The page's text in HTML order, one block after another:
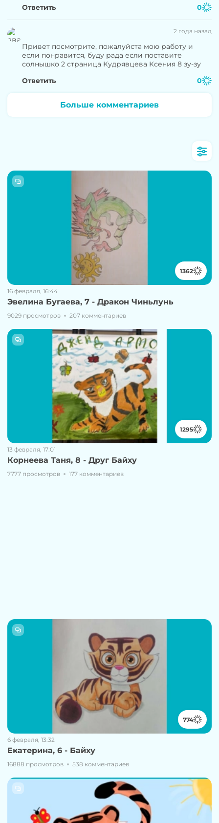
Ответить
0
2 года назад
Привет посмотрите, пожалуйста мою работу и
если понравится, буду рада если поставите
солнышко 2 страница Кудрявцева Ксения 8 зу-зу
Ответить
0
Больше комментариев
1362
16 февраля, 16:44
Эвелина Бугаева, 7 - Дракон Чиньлунь
9029 просмотров 207 комментариев
1295
13 февраля, 17:01
Корнеева Таня, 8 - Друг Байху
7777 просмотров 177 комментариев
774
6 февраля, 13:32
Екатерина, 6 - Байху
16888 просмотров 538 комментариев